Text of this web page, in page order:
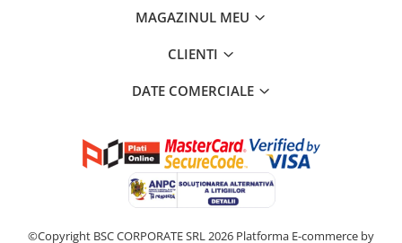
MAGAZINUL MEU
CLIENTI
DATE COMERCIALE
©Copyright BSC CORPORATE SRL 2026 Platforma E-commerce by